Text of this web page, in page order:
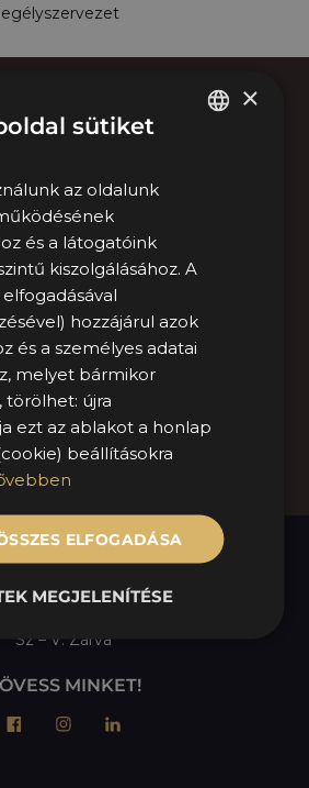
+36 1 770 1000
a MOL Mercariust!
az űrlaphoz
– P: 08:00 – 16:30
Sz – V: Zárva
MINKET!
×
sütiket
az oldalunk
és a látogatóink
kiszolgálásához. A
hozzájárul azok
és a személyes adatai
melyet bármikor
törölhet: újra
ezt az ablakot a honlap
beállításokra
ELFOGADÁSA
MEGJELENÍTÉSE